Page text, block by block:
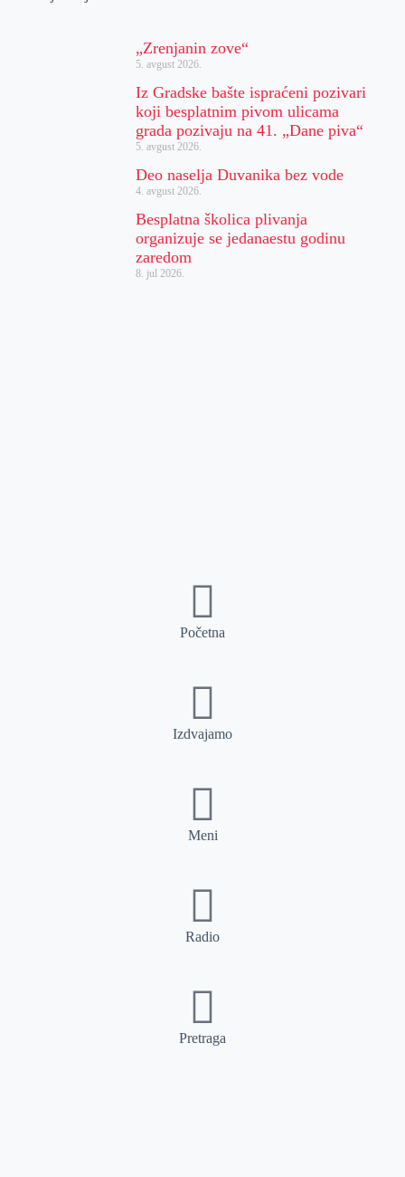
„Zrenjanin zove“
5. avgust 2026.
Iz Gradske bašte ispraćeni pozivari
koji besplatnim pivom ulicama
grada pozivaju na 41. „Dane piva“
5. avgust 2026.
Deo naselja Duvanika bez vode
4. avgust 2026.
Besplatna školica plivanja
organizuje se jedanaestu godinu
zaredom
8. jul 2026.
Početna
Izdvajamo
Meni
Radio
Pretraga